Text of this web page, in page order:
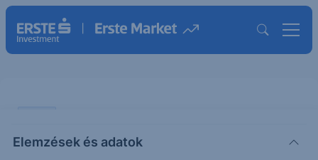
Elemzések és adatok